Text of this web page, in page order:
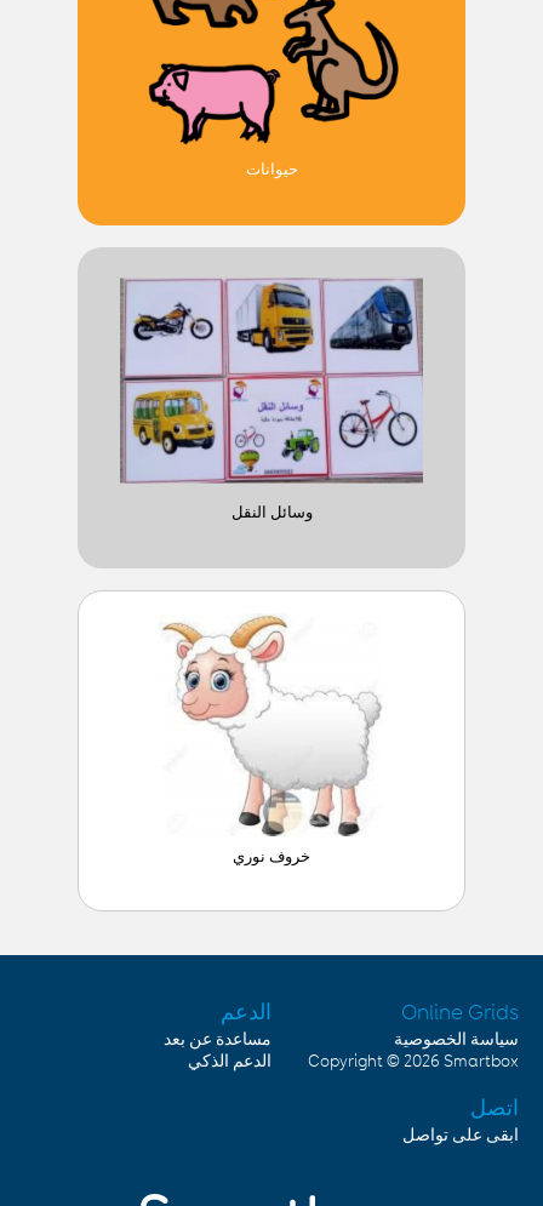
حيوانات
وسائل النقل
خروف نوري
Online Grids
سياسة الخصوصية
Copyright © 2026 Smartbox
الدعم
مساعدة عن بعد
الدعم الذكي
اتصل
ابقى على تواصل